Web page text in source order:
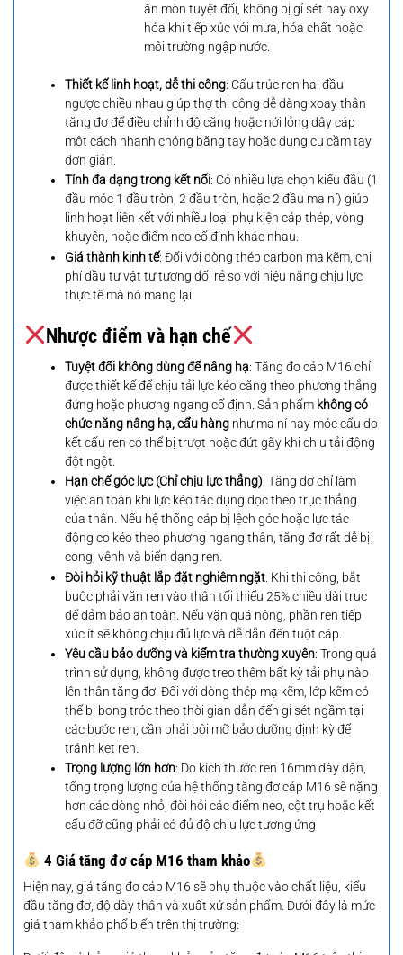
ăn mòn tuyệt đối, không bị gỉ sét hay oxy
hóa khi tiếp xúc với mưa, hóa chất hoặc
môi trường ngập nước.
Thiết kế linh hoạt, dễ thi công: Cấu trúc ren hai đầu
ngược chiều nhau giúp thợ thi công dễ dàng xoay thân
tăng đơ để điều chỉnh độ căng hoặc nới lỏng dây cáp
một cách nhanh chóng bằng tay hoặc dụng cụ cầm tay
đơn giản.
Tính đa dạng trong kết nối: Có nhiều lựa chọn kiểu đầu (1
đầu móc 1 đầu tròn, 2 đầu tròn, hoặc 2 đầu ma ní) giúp
linh hoạt liên kết với nhiều loại phụ kiện cáp thép, vòng
khuyên, hoặc điểm neo cố định khác nhau.
Giá thành kinh tế: Đối với dòng thép carbon mạ kẽm, chi
phí đầu tư vật tư tương đối rẻ so với hiệu năng chịu lực
thực tế mà nó mang lại.
Nhược điểm và hạn chế
Tuyệt đối không dùng để nâng hạ: Tăng đơ cáp M16 chỉ
được thiết kế để chịu tải lực kéo căng theo phương thẳng
đứng hoặc phương ngang cố định. Sản phẩm không có
chức năng nâng hạ, cẩu hàng như ma ní hay móc cẩu do
kết cấu ren có thể bị trượt hoặc đứt gãy khi chịu tải động
đột ngột.
Hạn chế góc lực (Chỉ chịu lực thẳng): Tăng đơ chỉ làm
việc an toàn khi lực kéo tác dụng dọc theo trục thẳng
của thân. Nếu hệ thống cáp bị lệch góc hoặc lực tác
động co kéo theo phương ngang thân, tăng đơ rất dễ bị
cong, vênh và biến dạng ren.
Đòi hỏi kỹ thuật lắp đặt nghiêm ngặt: Khi thi công, bắt
buộc phải vặn ren vào thân tối thiểu 25% chiều dài trục
để đảm bảo an toàn. Nếu vặn quá nông, phần ren tiếp
xúc ít sẽ không chịu đủ lực và dễ dẫn đến tuột cáp.
Yêu cầu bảo dưỡng và kiểm tra thường xuyên: Trong quá
trình sử dụng, không được treo thêm bất kỳ tải phụ nào
lên thân tăng đơ. Đối với dòng thép mạ kẽm, lớp kẽm có
thể bị bong tróc theo thời gian dẫn đến gỉ sét ngầm tại
các bước ren, cần phải bôi mỡ bảo dưỡng định kỳ để
tránh kẹt ren.
Trọng lượng lớn hơn: Do kích thước ren 16mm dày dặn,
tổng trọng lượng của hệ thống tăng đơ cáp M16 sẽ nặng
hơn các dòng nhỏ, đòi hỏi các điểm neo, cột trụ hoặc kết
cấu đỡ cũng phải có đủ độ chịu lực tương ứng
4 Giá tăng đơ cáp M16 tham khảo
Hiện nay, giá tăng đơ cáp M16 sẽ phụ thuộc vào chất liệu, kiểu
đầu tăng đơ, độ dày thân và xuất xứ sản phẩm. Dưới đây là mức
giá tham khảo phổ biến trên thị trường: